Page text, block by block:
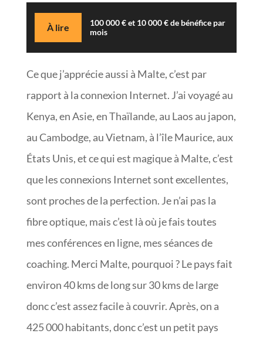
À lire
100 000 € et 10 000 € de bénéfice par
mois
Ce que j’apprécie aussi à Malte, c’est par
rapport à la connexion Internet. J’ai voyagé au
Kenya, en Asie, en Thaïlande, au Laos au japon,
au Cambodge, au Vietnam, à l’île Maurice, aux
États Unis, et ce qui est magique à Malte, c’est
que les connexions Internet sont excellentes,
sont proches de la perfection. Je n’ai pas la
fibre optique, mais c’est là où je fais toutes
mes conférences en ligne, mes séances de
coaching. Merci Malte, pourquoi ? Le pays fait
environ 40 kms de long sur 30 kms de large
donc c’est assez facile à couvrir. Après, on a
425 000 habitants, donc c’est un petit pays